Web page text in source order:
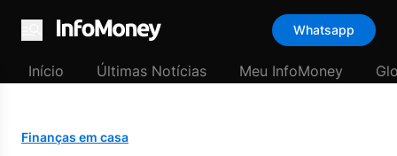
Menu
Whatsapp
Início Últimas Notícias Meu InfoMoney
Finanças em casa